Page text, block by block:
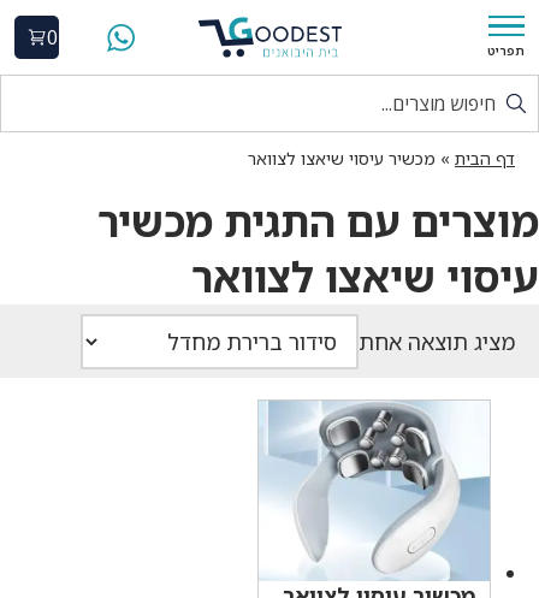
תפריט
0
דף הבית » מכשיר עיסוי שיאצו לצוואר
מוצרים עם התגית מכשיר
עיסוי שיאצו לצוואר
מציג תוצאה אחת